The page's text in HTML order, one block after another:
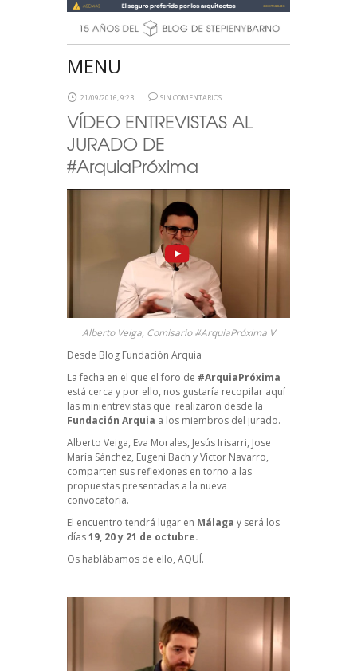
MENU
21/09/2016, 9:23 SIN COMENTARIOS
VÍDEO ENTREVISTAS AL
JURADO DE
#ArquiaPróxima
Alberto Veiga, Comisario #ArquiaPróxima V
Desde Blog Fundación Arquia
La fecha en el que el foro de #ArquiaPróxima
está cerca y por ello, nos gustaría recopilar aquí
las minientrevistas que realizaron desde la
Fundación Arquia a los miembros del jurado.
Alberto Veiga, Eva Morales, Jesús Irisarri, Jose
María Sánchez, Eugeni Bach y Víctor Navarro,
comparten sus reflexiones en torno a las
propuestas presentadas a la nueva
convocatoria.
El encuentro tendrá lugar en Málaga y será los
días19, 20 y 21 de octubre.
Os hablábamos de ello, AQUÍ.